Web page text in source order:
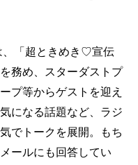
「超ときめき♡宣伝
務め、スターダストプ
プ等からゲストを迎え
になる話題など、ラジ
でトークを展開。もち
ールにも回答してい